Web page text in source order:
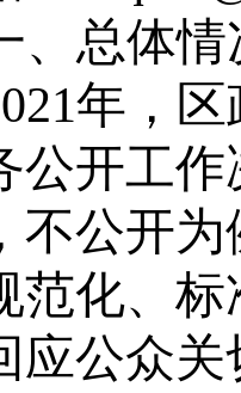
、总体情
年，区
公开工
不公开
范化、
应公众关